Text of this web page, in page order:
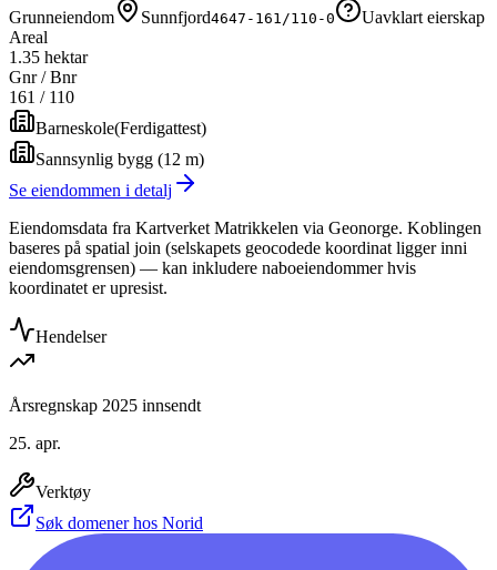
Grunneiendom
Sunnfjord4647-161/110-0
Uavklart eierskap
Areal
1.35 hektar
Gnr / Bnr
161 / 110
Barneskole(Ferdigattest)
Sannsynlig bygg (12 m)
Se eiendommen i detalj
Eiendomsdata fra Kartverket Matrikkelen via Geonorge. Koblingen
baseres på spatial join (selskapets geocodede koordinat ligger inni
eiendomsgrensen) — kan inkludere naboeiendommer hvis
koordinatet er upresist.
Hendelser
Årsregnskap 2025 innsendt
25. apr.
Verktøy
Søk domener hos Norid